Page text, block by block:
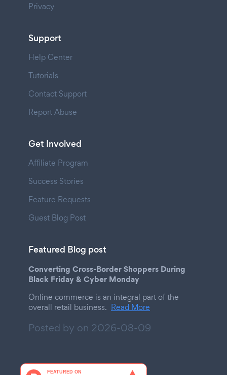
Privacy
Support
Help Center
Tutorials
Contact Support
Report Abuse
Get Involved
Affiliate Program
Success Stories
Feature Requests
Guest Blog Post
Featured Blog post
Converting Cross-Border Shoppers During
Black Friday & Cyber Monday
Online commerce is an integral part of the
overall retail business. Read More
Posted by on 2026-08-09